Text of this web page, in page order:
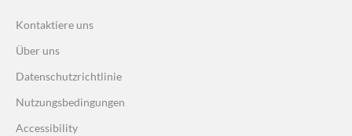
Kontaktiere uns
Über uns
Datenschutzrichtlinie
Nutzungsbedingungen
Accessibility